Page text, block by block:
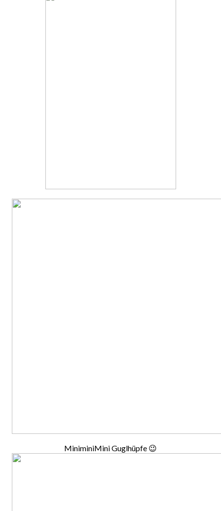
MiniminiMini Guglhüpfe 😉